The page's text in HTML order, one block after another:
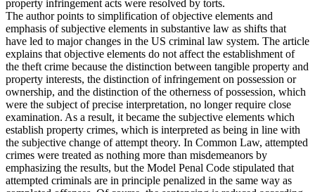
property infringement acts were resolved by torts.
The author points to simplification of objective elements and
emphasis of subjective elements in substantive law as shifts that
have led to major changes in the US criminal law system. The article
explains that objective elements do not affect the establishment of
the theft crime because the distinction between tangible property and
property interests, the distinction of infringement on possession or
ownership, and the distinction of the otherness of possession, which
were the subject of precise interpretation, no longer require close
examination. As a result, it became the subjective elements which
establish property crimes, which is interpreted as being in line with
the subjective change of attempt theory. In Common Law, attempted
crimes were treated as nothing more than misdemeanors by
emphasizing the results, but the Model Penal Code stipulated that
attempted criminals are in principle penalized in the same way as